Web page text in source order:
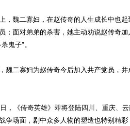
魏二寡妇，在赵传奇的人生成长中也起
；面对弟弟的杀害，她主动劝说赵传奇
鬼子”。
二寡妇为赵传奇今后加入共产党员，并
《传奇英雄》即将登陆四川、重庆、云
争场面，剧中众多人物的塑造也特别精